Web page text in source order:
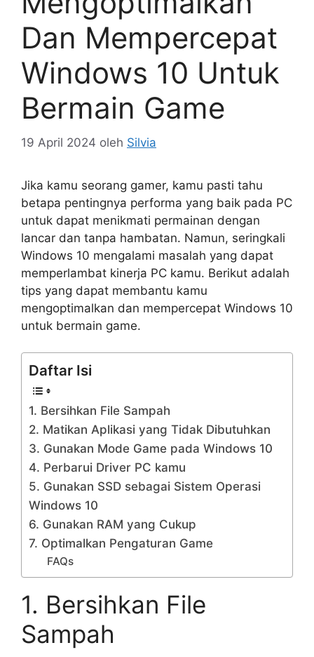
Dan Mempercepat
Windows 10 Untuk
Bermain Game
19 April 2024 oleh Silvia
Jika kamu seorang gamer, kamu pasti tahu
betapa pentingnya performa yang baik pada PC
untuk dapat menikmati permainan dengan
lancar dan tanpa hambatan. Namun, seringkali
Windows 10 mengalami masalah yang dapat
memperlambat kinerja PC kamu. Berikut adalah
tips yang dapat membantu kamu
mengoptimalkan dan mempercepat Windows 10
untuk bermain game.
Daftar Isi
1. Bersihkan File Sampah
2. Matikan Aplikasi yang Tidak Dibutuhkan
3. Gunakan Mode Game pada Windows 10
4. Perbarui Driver PC kamu
5. Gunakan SSD sebagai Sistem Operasi
Windows 10
6. Gunakan RAM yang Cukup
7. Optimalkan Pengaturan Game
FAQs
1. Bersihkan File
Sampah